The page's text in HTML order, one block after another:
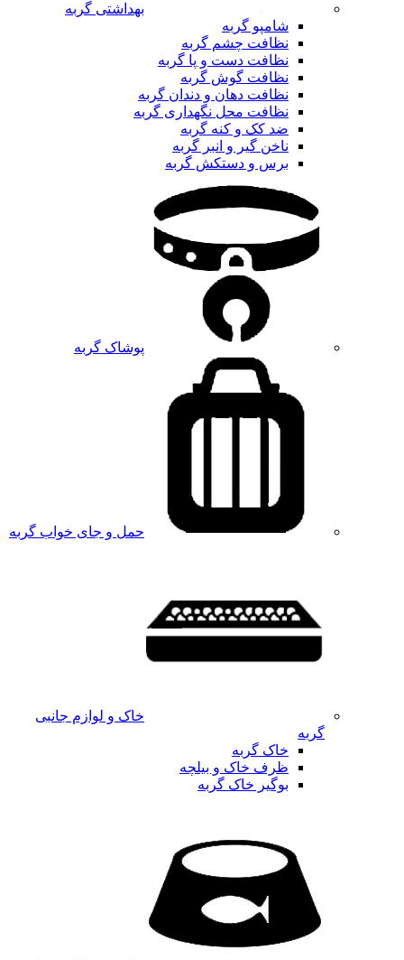
بهداشتی گربه
شامپو گربه
نظافت چشم گربه
نظافت دست و پا گربه
نظافت گوش گربه
نظافت دهان و دندان گربه
نظافت محل نگهداری گربه
ضد کک و کنه گربه
ناخن گیر و انبر گربه
برس و دستکش گربه
پوشاک گربه
حمل و جای خواب گربه
خاک و لوازم جانبی
گربه
خاک گربه
ظرف خاک و بیلچه
بوگیر خاک گربه